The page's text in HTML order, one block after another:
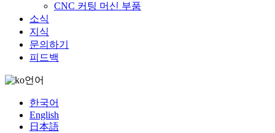
CNC 커팅 머신 부품
소식
지식
문의하기
피드백
언어
한국어
English
日本語